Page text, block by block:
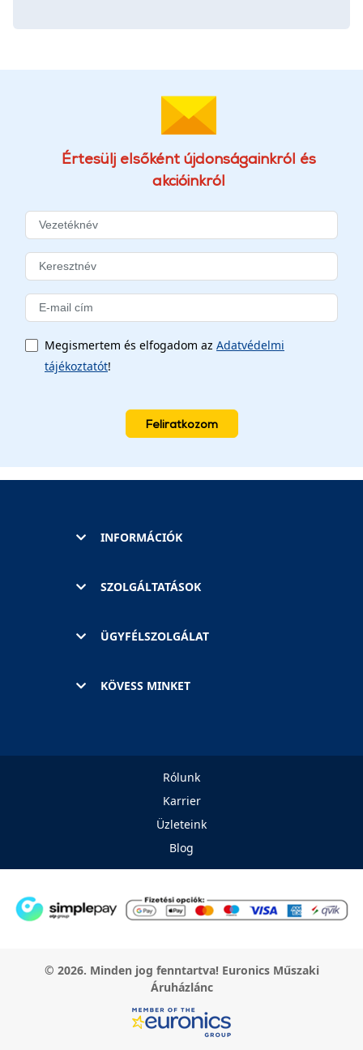
Értesülj elsőként újdonságainkról és
akcióinkról
Megismertem és elfogadom az Adatvédelmi
tájékoztatót!
Feliratkozom
INFORMÁCIÓK
SZOLGÁLTATÁSOK
ÜGYFÉLSZOLGÁLAT
KÖVESS MINKET
Rólunk
Karrier
Üzleteink
Blog
© 2026. Minden jog fenntartva! Euronics Műszaki
Áruházlánc